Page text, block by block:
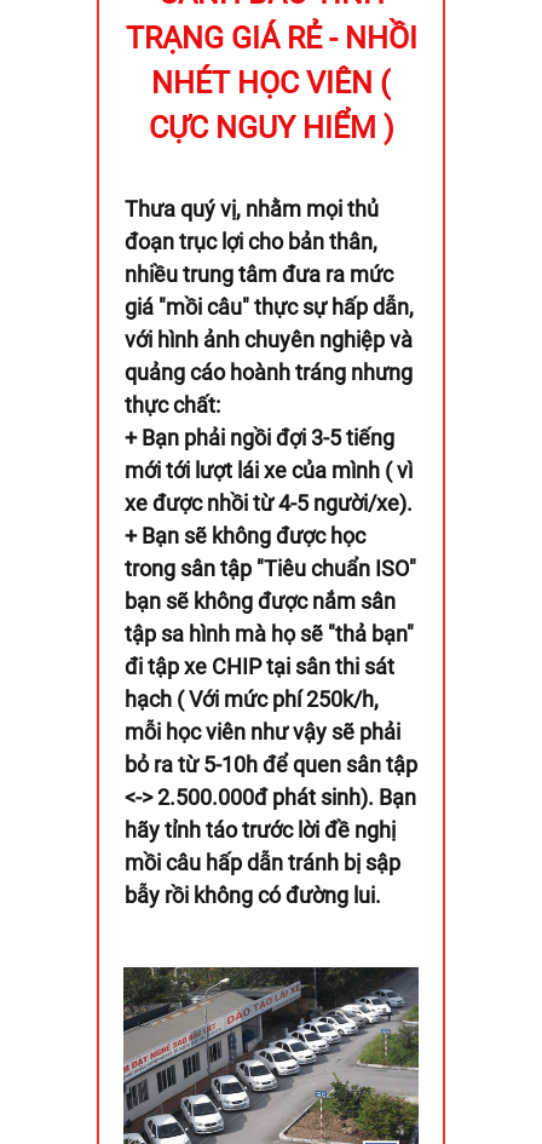
TRẠNG GIÁ RẺ - NHỒI
NHÉT HỌC VIÊN (
CỰC NGUY HIỂM )
Thưa quý vị, nhằm mọi thủ
đoạn trục lợi cho bản thân,
nhiều trung tâm đưa ra mức
giá "mồi câu" thực sự hấp dẫn,
với hình ảnh chuyên nghiệp và
quảng cáo hoành tráng nhưng
thực chất:
+ Bạn phải ngồi đợi 3-5 tiếng
mới tới lượt lái xe của mình ( vì
xe được nhồi từ 4-5 người/xe).
+ Bạn sẽ không được học
trong sân tập "Tiêu chuẩn ISO"
bạn sẽ không được nắm sân
tập sa hình mà họ sẽ "thả bạn"
đi tập xe CHIP tại sân thi sát
hạch ( Với mức phí 250k/h,
mỗi học viên như vậy sẽ phải
bỏ ra từ 5-10h để quen sân tập
<-> 2.500.000đ phát sinh)​. Bạn
hãy tỉnh táo trước lời đề nghị
mồi câu hấp dẫn tránh bị sập
bẫy rồi không có đường lui.